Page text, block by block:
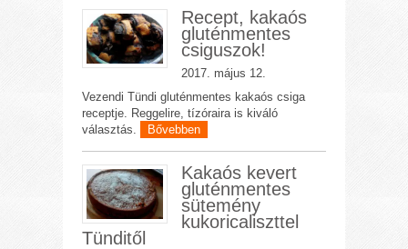
Recept, kakaós
gluténmentes
csiguszok!
2017. május 12.
Vezendi Tündi gluténmentes kakaós csiga
receptje. Reggelire, tízóraira is kiváló
választás.
Bővebben
Kakaós kevert
gluténmentes
sütemény
kukoricaliszttel
Tünditől